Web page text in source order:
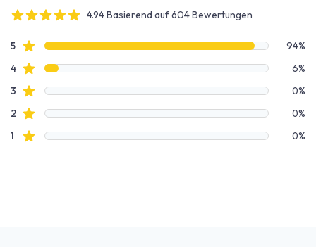
4.94 Basierend auf 604 Bewertungen
Bewertungsdaten
5Sterne Bewertungen
94%
4Sterne Bewertungen
6%
3 Sterne Bewertungen
0%
2Sterne Bewertungen
0%
1 Sterne Bewertungen 0%